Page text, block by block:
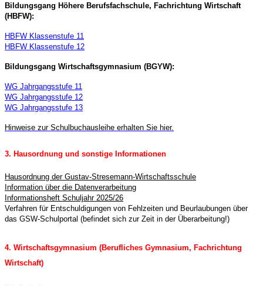
Bildungsgang Höhere Berufsfachschule, Fachrichtung Wirtschaft
(HBFW):
HBFW Klassenstufe 11
HBFW Klassenstufe 12
Bildungsgang Wirtschaftsgymnasium (BGYW):
WG Jahrgangsstufe 11
WG Jahrgangsstufe 12
WG Jahrgangsstufe 13
Hinweise zur Schulbuchausleihe erhalten Sie hier.
3. Hausordnung und sonstige Informationen
Hausordnung der Gustav-Stresemann-Wirtschaftsschule
Information über die Datenverarbeitung
Informationsheft Schuljahr 2025/26
Verfahren für Entschuldigungen von Fehlzeiten und Beurlaubungen über
das GSW-Schulportal (befindet sich zur Zeit in der Überarbeitung!)
4. Wirtschaftsgymnasium (Berufliches Gymnasium, Fachrichtung
Wirtschaft)